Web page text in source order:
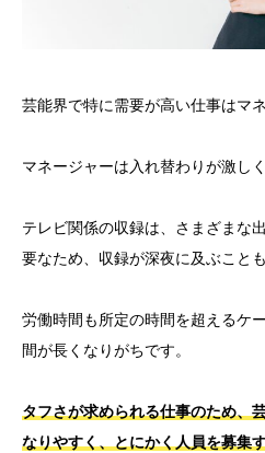
芸能界で特に需要が高い仕事はマ
マネージャーは入れ替わりが激し
テレビ関係の収録は、さまざまな
要なため、収録が深夜に及ぶことも
労働時間も所定の時間を超えるケ
間が長くなりがちです。
タフさが求められる仕事のため、
なりやすく、とにかく人員を募集